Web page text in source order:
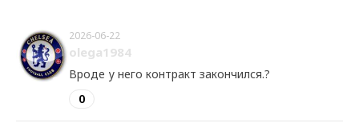
2026-06-22
olega1984
Вроде у него контракт закончился.?
0